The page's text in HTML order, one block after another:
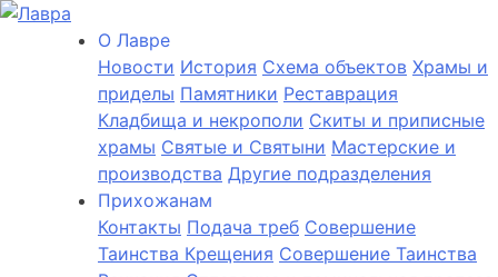
О Лаврe
Новости История Cхема объектов Храмы и
приделы Памятники Реставрация
Кладбища и некрополи Скиты и приписные
храмы Святые и Святыни Мастерские и
производства Другие подразделения
Прихожанам
Контакты Подача треб Совершение
Таинства Крещения Совершение Таинства